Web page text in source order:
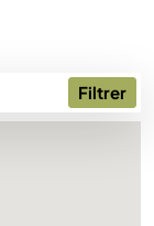
Filtrer